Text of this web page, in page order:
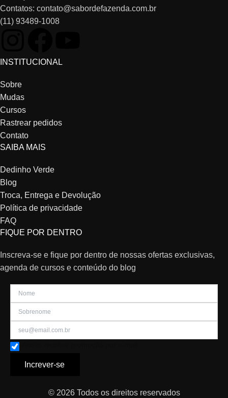
Contatos: contato@sabordefazenda.com.br
(11) 93489-1008
INSTITUCIONAL
Sobre
Mudas
Cursos
Rastrear pedidos
Contato
SAIBA MAIS
Dedinho Verde
Blog
Troca, Entrega e Devolução
Política de privacidade
FAQ
FIQUE POR DENTRO
Inscreva-se e fique por dentro de nossas ofertas exclusivas,
agenda de cursos e conteúdo do blog
Increver-se
© 2026 Todos os direitos reservados